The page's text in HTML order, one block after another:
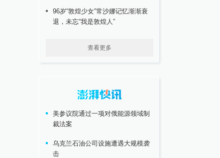
96岁“敦煌少女”常沙娜记忆渐渐衰
退，未忘“我是敦煌人”
查看更多
美参议院通过一项对俄能源领域制
裁法案
乌克兰石油公司设施遭遇大规模袭
击